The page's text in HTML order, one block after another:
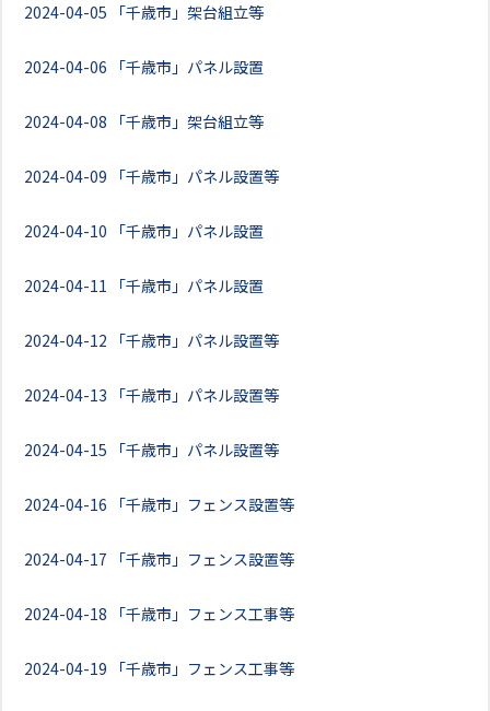
2024-04-05 「千歳市」架台組立等
2024-04-06 「千歳市」パネル設置
2024-04-08 「千歳市」架台組立等
2024-04-09 「千歳市」パネル設置等
2024-04-10 「千歳市」パネル設置
2024-04-11 「千歳市」パネル設置
2024-04-12 「千歳市」パネル設置等
2024-04-13 「千歳市」パネル設置等
2024-04-15 「千歳市」パネル設置等
2024-04-16 「千歳市」フェンス設置等
2024-04-17 「千歳市」フェンス設置等
2024-04-18 「千歳市」フェンス工事等
2024-04-19 「千歳市」フェンス工事等